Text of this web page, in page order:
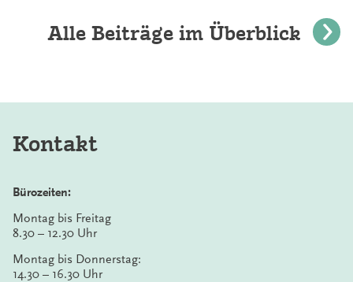
Alle Beiträge im Überblick
Kontakt
Bürozeiten:
Montag bis Freitag
8.30 – 12.30 Uhr
Montag bis Donnerstag:
14.30 – 16.30 Uhr